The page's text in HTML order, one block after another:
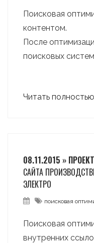
Поисковая
контентом.
После
поисковых
Читать полностью
08.11.2015 »
САЙТА
ЭЛЕКТРО
поисковая
Поисковая
внутренних